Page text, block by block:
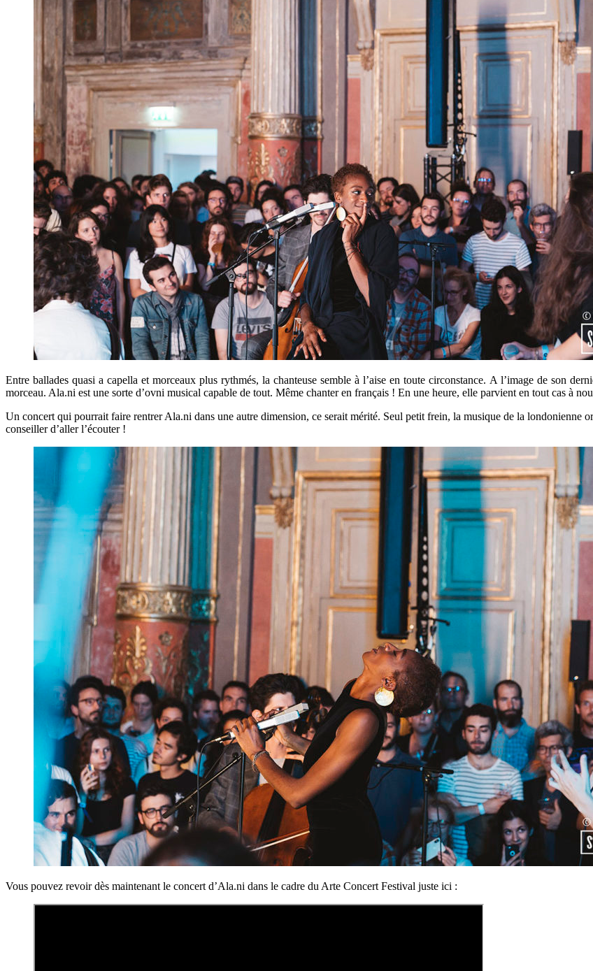
Entre ballades quasi a capella et morceaux plus rythmés, la chanteuse semble à l’aise en toute circonstance. A l’image de son
morceau. Ala.ni est une sorte d’ovni musical capable de tout. Même chanter en français ! En une heure, elle parvient en tout cas à
Un concert qui pourrait faire rentrer Ala.ni dans une autre dimension, ce serait mérité. Seul petit frein, la musique de la londonienne
conseiller d’aller l’écouter !
Vous pouvez revoir dès maintenant le concert d’Ala.ni dans le cadre du Arte Concert Festival juste ici :